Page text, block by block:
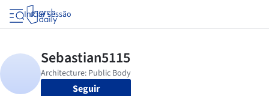
Iniciar sessão
Seguir